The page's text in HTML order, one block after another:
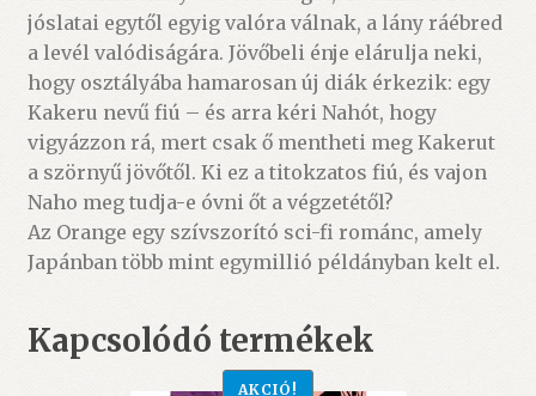
jóslatai egytől egyig valóra válnak, a lány ráébred
a levél valódiságára. Jövőbeli énje elárulja neki,
hogy osztályába hamarosan új diák érkezik: egy
Kakeru nevű fiú – és arra kéri Nahót, hogy
vigyázzon rá, mert csak ő mentheti meg Kakerut
a szörnyű jövőtől. Ki ez a titokzatos fiú, és vajon
Naho meg tudja-e óvni őt a végzetétől?
Az Orange egy szívszorító sci-fi románc, amely
Japánban több mint egymillió példányban kelt el.
Kapcsolódó termékek
AKCIÓ!